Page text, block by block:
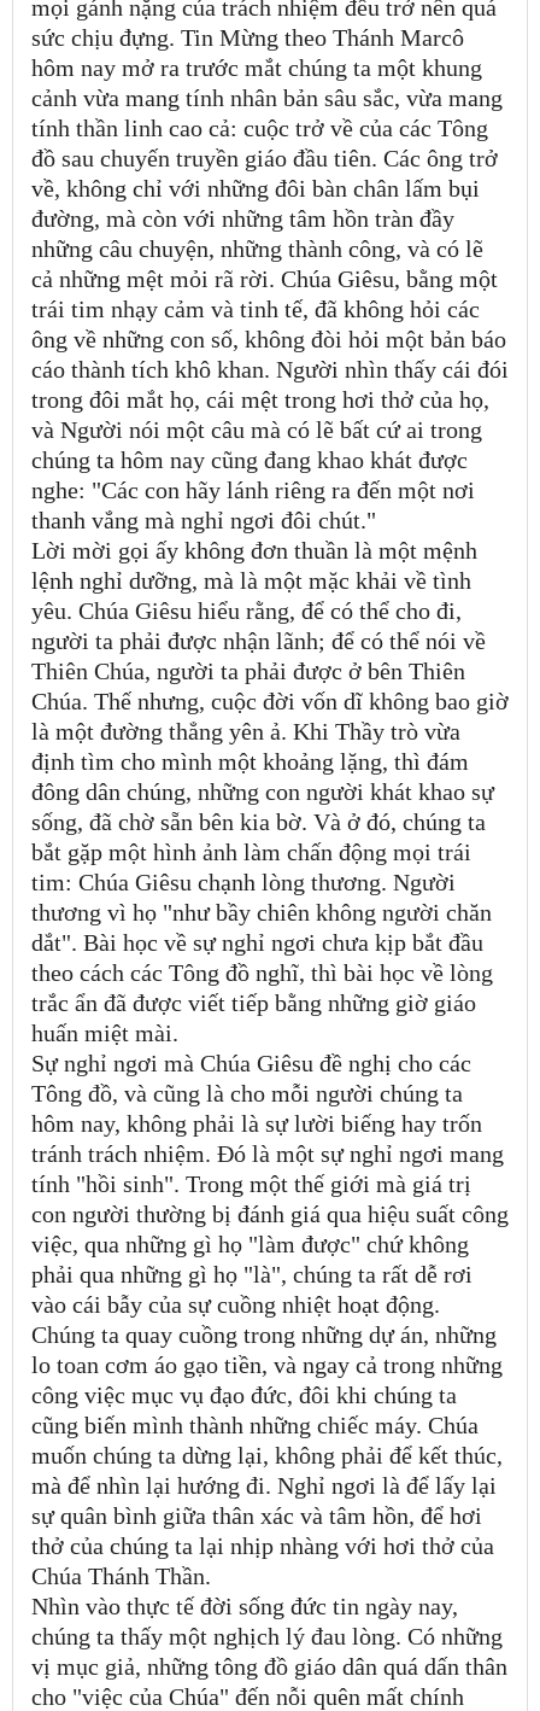
mọi gánh nặng của trách nhiệm đều trở nên quá
sức chịu đựng. Tin Mừng theo Thánh Marcô
hôm nay mở ra trước mắt chúng ta một khung
cảnh vừa mang tính nhân bản sâu sắc, vừa mang
tính thần linh cao cả: cuộc trở về của các Tông
đồ sau chuyến truyền giáo đầu tiên. Các ông trở
về, không chỉ với những đôi bàn chân lấm bụi
đường, mà còn với những tâm hồn tràn đầy
những câu chuyện, những thành công, và có lẽ
cả những mệt mỏi rã rời. Chúa Giêsu, bằng một
trái tim nhạy cảm và tinh tế, đã không hỏi các
ông về những con số, không đòi hỏi một bản báo
cáo thành tích khô khan. Người nhìn thấy cái đói
trong đôi mắt họ, cái mệt trong hơi thở của họ,
và Người nói một câu mà có lẽ bất cứ ai trong
chúng ta hôm nay cũng đang khao khát được
nghe: "Các con hãy lánh riêng ra đến một nơi
thanh vắng mà nghỉ ngơi đôi chút."
Lời mời gọi ấy không đơn thuần là một mệnh
lệnh nghỉ dưỡng, mà là một mặc khải về tình
yêu. Chúa Giêsu hiểu rằng, để có thể cho đi,
người ta phải được nhận lãnh; để có thể nói về
Thiên Chúa, người ta phải được ở bên Thiên
Chúa. Thế nhưng, cuộc đời vốn dĩ không bao giờ
là một đường thẳng yên ả. Khi Thầy trò vừa
định tìm cho mình một khoảng lặng, thì đám
đông dân chúng, những con người khát khao sự
sống, đã chờ sẵn bên kia bờ. Và ở đó, chúng ta
bắt gặp một hình ảnh làm chấn động mọi trái
tim: Chúa Giêsu chạnh lòng thương. Người
thương vì họ "như bầy chiên không người chăn
dắt". Bài học về sự nghỉ ngơi chưa kịp bắt đầu
theo cách các Tông đồ nghĩ, thì bài học về lòng
trắc ẩn đã được viết tiếp bằng những giờ giáo
huấn miệt mài.
Sự nghỉ ngơi mà Chúa Giêsu đề nghị cho các
Tông đồ, và cũng là cho mỗi người chúng ta
hôm nay, không phải là sự lười biếng hay trốn
tránh trách nhiệm. Đó là một sự nghỉ ngơi mang
tính "hồi sinh". Trong một thế giới mà giá trị
con người thường bị đánh giá qua hiệu suất công
việc, qua những gì họ "làm được" chứ không
phải qua những gì họ "là", chúng ta rất dễ rơi
vào cái bẫy của sự cuồng nhiệt hoạt động.
Chúng ta quay cuồng trong những dự án, những
lo toan cơm áo gạo tiền, và ngay cả trong những
công việc mục vụ đạo đức, đôi khi chúng ta
cũng biến mình thành những chiếc máy. Chúa
muốn chúng ta dừng lại, không phải để kết thúc,
mà để nhìn lại hướng đi. Nghỉ ngơi là để lấy lại
sự quân bình giữa thân xác và tâm hồn, để hơi
thở của chúng ta lại nhịp nhàng với hơi thở của
Chúa Thánh Thần.
Nhìn vào thực tế đời sống đức tin ngày nay,
chúng ta thấy một nghịch lý đau lòng. Có những
vị mục giả, những tông đồ giáo dân quá dấn thân
cho "việc của Chúa" đến nỗi quên mất chính